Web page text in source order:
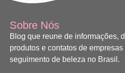
Sobre Nós
Blog que reune de informações,
produtos e contatos de
seguimento de beleza no Brasil.